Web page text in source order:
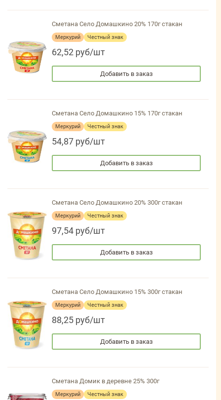
Сметана Село Домашкино 20% 170г стакан
Меркурий Честный знак
62,52 руб/шт
Добавить в заказ
Сметана Село Домашкино 15% 170г стакан
Меркурий Честный знак
54,87 руб/шт
Добавить в заказ
Сметана Село Домашкино 20% 300г стакан
Меркурий Честный знак
97,54 руб/шт
Добавить в заказ
Сметана Село Домашкино 15% 300г стакан
Меркурий Честный знак
88,25 руб/шт
Добавить в заказ
Сметана Домик в деревне 25% 300г
Меркурий Честный знак